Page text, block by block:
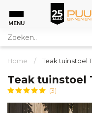
MENU
Home / Teak tuinstoel
Teak tuinstoel
(3)